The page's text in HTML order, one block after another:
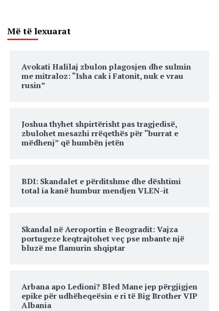
Më të lexuarat
Avokati Halilaj zbulon plagosjen dhe sulmin
me mitraloz: “Isha cak i Fatonit, nuk e vrau
rusin”
Joshua thyhet shpirtërisht pas tragjedisë,
zbulohet mesazhi rrëqethës për “burrat e
mëdhenj” që humbën jetën
BDI: Skandalet e përditshme dhe dështimi
total ia kanë humbur mendjen VLEN-it
Skandal në Aeroportin e Beogradit: Vajza
portugeze keqtrajtohet veç pse mbante një
bluzë me flamurin shqiptar
Arbana apo Ledioni? Bled Mane jep përgjigjen
epike për udhëheqeësin e ri të Big Brother VIP
Albania